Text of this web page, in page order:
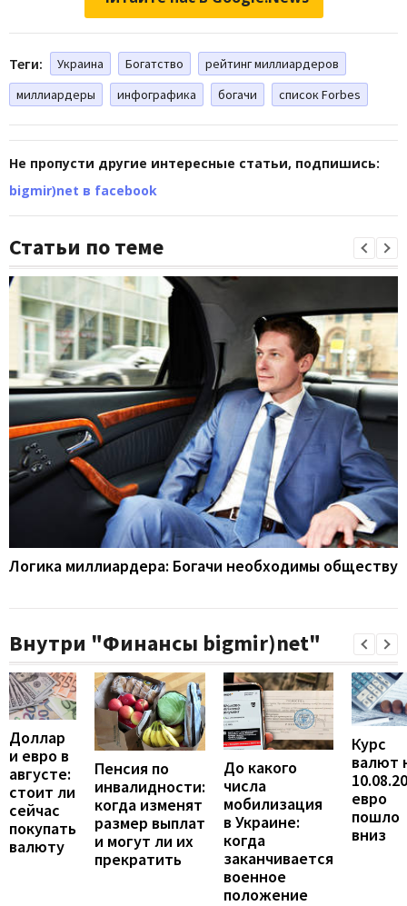
Теги: Украина Богатство
рейтинг миллиардеров
миллиардеры
инфографика богачи список Forbes
Не пропусти другие интересные статьи, подпишись:
bigmir)net в facebook
Статьи по теме
Логика миллиардера: Богачи необходимы обществу
Внутри "Финансы bigmir)net"
Доллар
и евро в
августе:
стоит ли
сейчас
покупать
валюту
Пенсия по
инвалидности:
когда изменят
размер выплат
и могут ли их
прекратить
До какого
числа
мобилизация
в Украине:
когда
заканчивается
военное
положение
Курс
валют
евро
пошло
вниз